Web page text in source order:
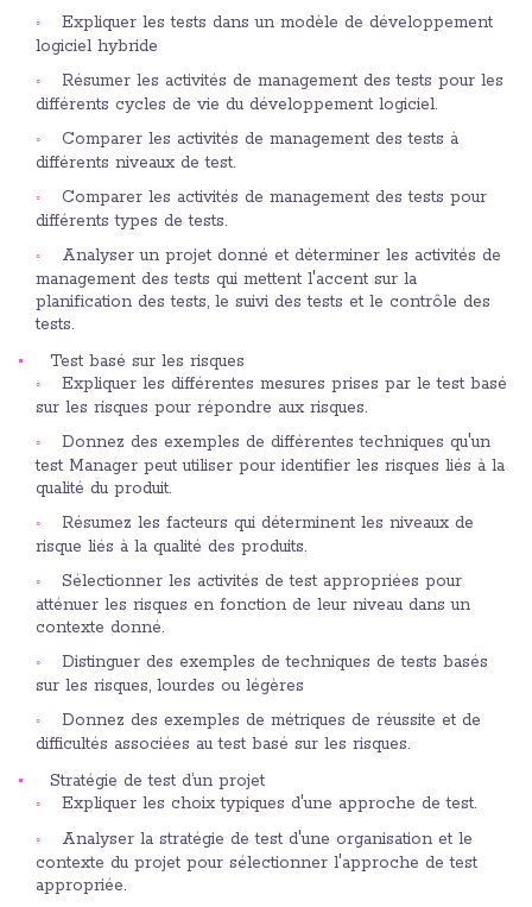
Expliquer les tests dans un modèle de développement
logiciel hybride
Résumer les activités de management des tests pour les
différents cycles de vie du développement logiciel.
Comparer les activités de management des tests à
différents niveaux de test.
Comparer les activités de management des tests pour
différents types de tests.
Analyser un projet donné et déterminer les activités de
management des tests qui mettent l'accent sur la
planification des tests, le suivi des tests et le contrôle des
tests.
Test basé sur les risques
Expliquer les différentes mesures prises par le test basé
sur les risques pour répondre aux risques.
Donnez des exemples de différentes techniques qu'un
test Manager peut utiliser pour identifier les risques liés à la
qualité du produit.
Résumez les facteurs qui déterminent les niveaux de
risque liés à la qualité des produits.
Sélectionner les activités de test appropriées pour
atténuer les risques en fonction de leur niveau dans un
contexte donné.
Distinguer des exemples de techniques de tests basés
sur les risques, lourdes ou légères
Donnez des exemples de métriques de réussite et de
difficultés associées au test basé sur les risques.
Stratégie de test d’un projet
Expliquer les choix typiques d'une approche de test.
Analyser la stratégie de test d'une organisation et le
contexte du projet pour sélectionner l'approche de test
appropriée.